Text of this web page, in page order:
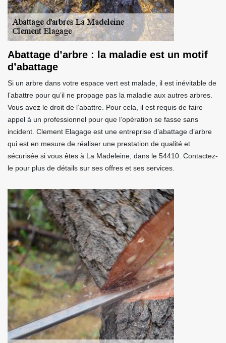
Abattage d’arbre : la maladie est un motif
d’abattage
Si un arbre dans votre espace vert est malade, il est inévitable de
l’abattre pour qu’il ne propage pas la maladie aux autres arbres.
Vous avez le droit de l’abattre. Pour cela, il est requis de faire
appel à un professionnel pour que l’opération se fasse sans
incident. Clement Elagage est une entreprise d’abattage d’arbre
qui est en mesure de réaliser une prestation de qualité et
sécurisée si vous êtes à La Madeleine, dans le 54410. Contactez-
le pour plus de détails sur ses offres et ses services.